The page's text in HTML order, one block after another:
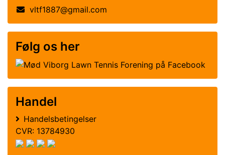
vltf1887@gmail.com
Følg os her
Handel
Handelsbetingelser
CVR: 13784930